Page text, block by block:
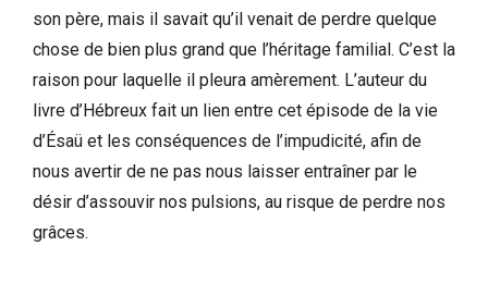
son père, mais il savait qu’il venait de perdre quelque
chose de bien plus grand que l’héritage familial. C’est la
raison pour laquelle il pleura amèrement. L’auteur du
livre d’Hébreux fait un lien entre cet épisode de la vie
d’Ésaü et les conséquences de l’impudicité, afin de
nous avertir de ne pas nous laisser entraîner par le
désir d’assouvir nos pulsions, au risque de perdre nos
grâces.